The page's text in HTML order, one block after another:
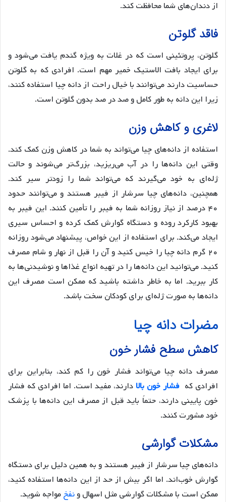
از دندان‌های شما محافظت کند.
فاقد گلوتن
گلوتن، پروتئینی است که در غلات به ویژه گندم یافت می‌شود و
برای ایجاد بافت الاستیک خمیر مهم است. افرادی که به گلوتن
حساسیت دارند می‌توانند با خیال راحت از دانه چیا استفاده کنند،
زیرا این دانه به طور کامل و صد در صد بدون گلوتن است.
لاغری و کاهش وزن
استفاده از دانه‌های چیا می‌تواند به شما در کاهش وزن کمک کند.
وقتی این دانه‌ها را در آب می‌ریزید، بزرگ‌تر می‌شوند و حالت
ژله‌ای به خود می‌گیرند که می‌تواند شما را زودتر سیر کند.
همچنین، دانه‌های چیا سرشار از فیبر هستند و می‌توانند حدود
۴۰ درصد از نیاز روزانه شما به فیبر را تأمین کنند. این فیبر به
بهبود کارکرد روده و دستگاه گوارش کمک کرده و احساس سیری
ایجاد می‌کند. برای استفاده از این خواص، پیشنهاد می‌شود روزانه
۲۰ گرم دانه چیا را خیس کنید و آن را قبل از نهار و شام مصرف
کنید. می‌توانید این دانه‌ها را در تهیه انواع غذاها و نوشیدنی‌ها به
کار ببرید. اما به خاطر داشته باشید که ممکن است مصرف این
دانه‌ها به صورت ژله‌ای برای کودکان سخت باشد.
مضرات دانه چیا
کاهش سطح فشار خون
مصرف دانه چیا می‌تواند فشار خون را کم کند، بنابراین برای
افرادی که فشار خون بالا دارند، مفید است. اما افرادی که فشار
خون پایینی دارند، حتماً باید قبل از مصرف این دانه‌ها با پزشک
خود مشورت کنند.
مشکلات گوارشی
دانه‌های چیا سرشار از فیبر هستند و به همین دلیل برای دستگاه
گوارش خوب‌اند. اما اگر بیش از حد از این دانه‌ها استفاده کنید،
ممکن است با مشکلات گوارشی مثل اسهال ونفخمواجه شوید.